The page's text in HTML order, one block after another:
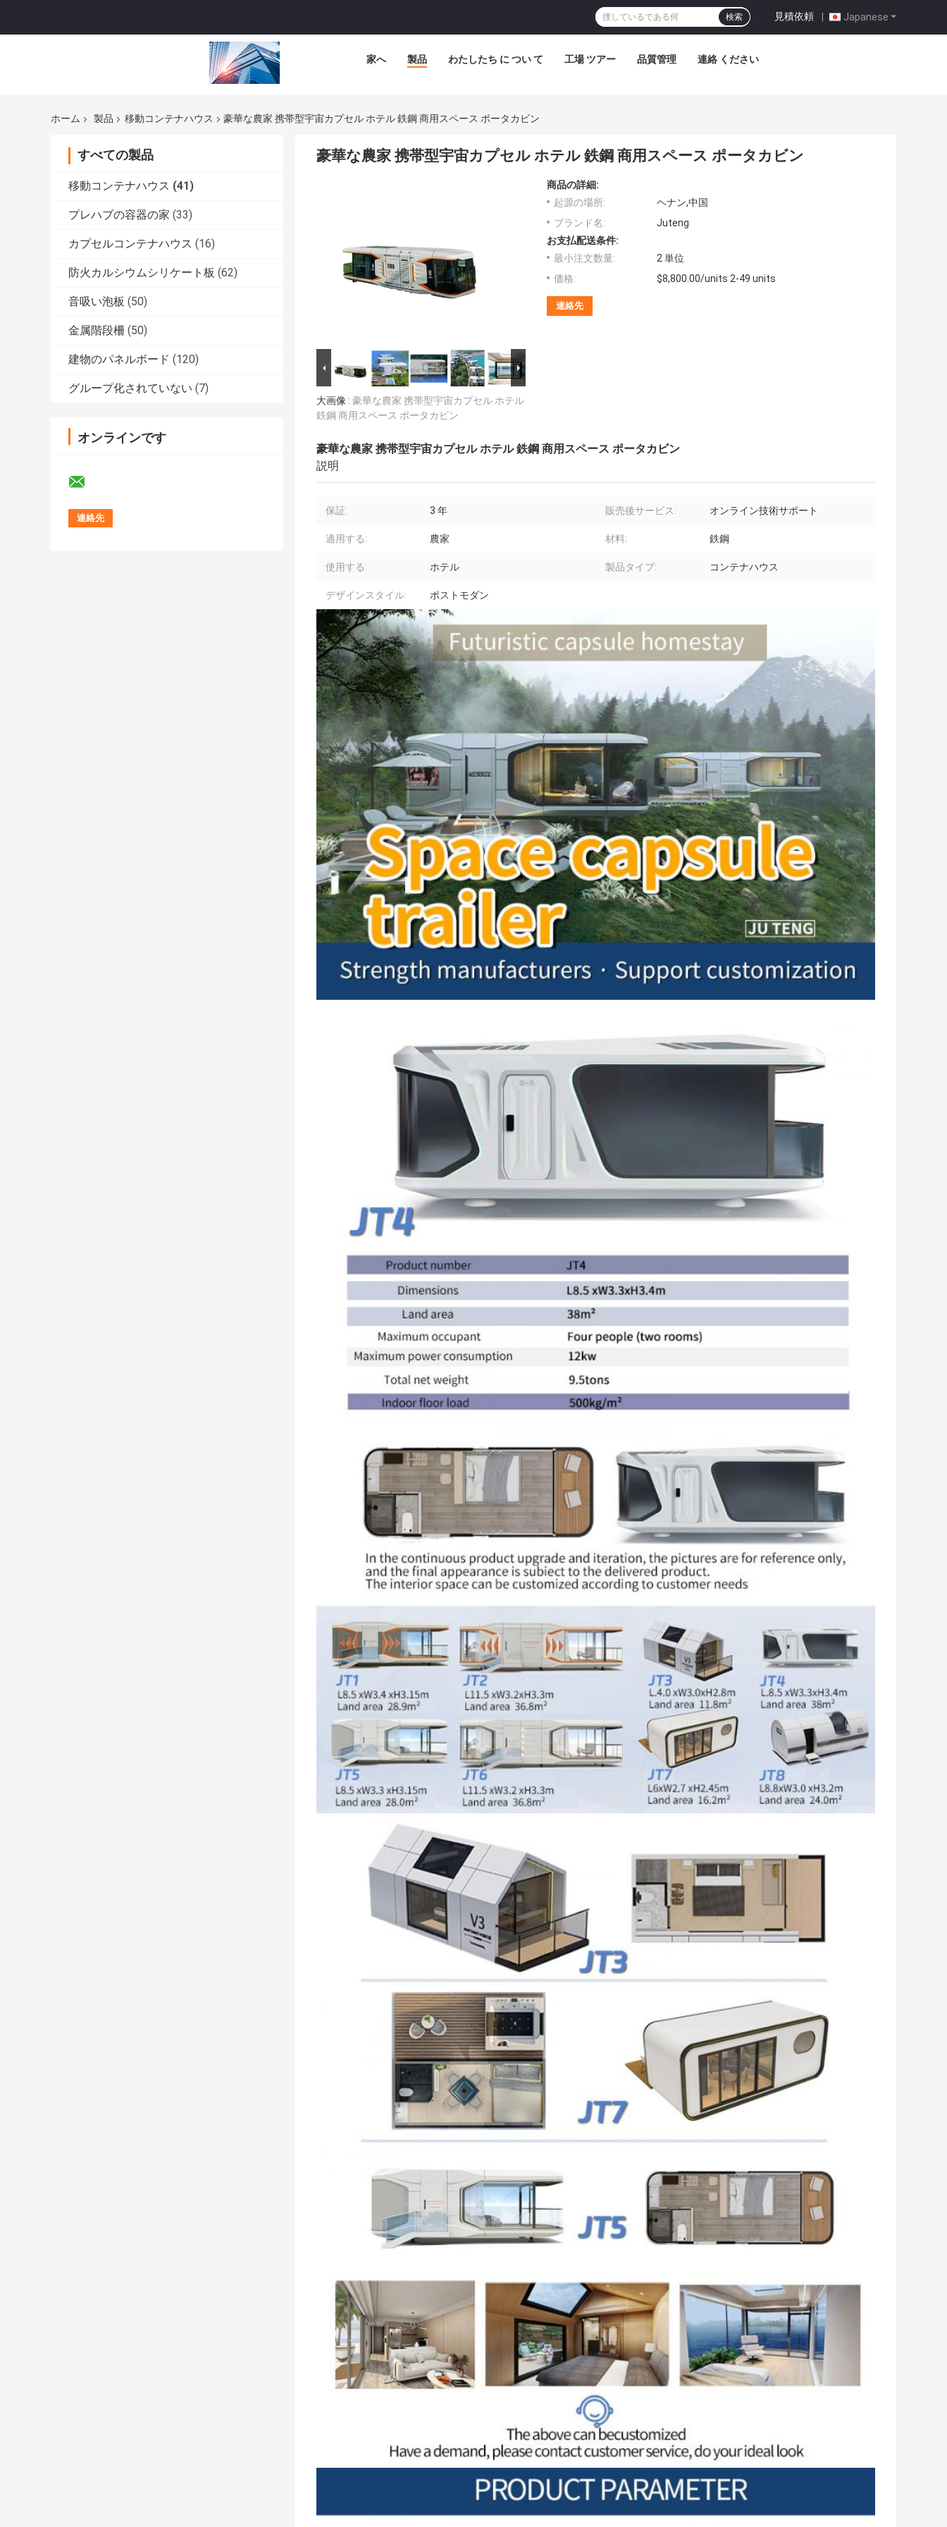
Japanese
見積依頼 |
検索
家へ 製品 わたしたち に つい て 工場 ツアー 品質管理 連絡 ください
ホーム 製品 移動コンテナハウス 豪華な農家 携帯型宇宙カプセル ホテル 鉄鋼 商用スペース ポータカビン
すべての製品
移動コンテナハウス (41)
プレハブの容器の家 (33)
カプセルコンテナハウス (16)
防火カルシウムシリケート板 (62)
音吸い泡板 (50)
金属階段柵 (50)
建物のパネルボード (120)
グループ化されていない (7)
オンラインです
豪華な農家 携帯型宇宙カプセル ホテル 鉄鋼 商用スペース ポータカビン
大画像 : 豪華な農家 携帯型宇宙カプセル ホテル
鉄鋼 商用スペース ポータカビン
商品の詳細:
起源の場所:
ヘナン,中国
ブランド名:
Juteng
お支払配送条件:
最小注文数量:
2 単位
価格:
$8,800.00/units 2-49 units
連絡先
豪華な農家 携帯型宇宙カプセル ホテル 鉄鋼 商用スペース ポータカビン
説明
保証: 3 年 販売後サービス: オンライン技術サポート
適用する: 農家 材料: 鉄鋼
使用する: ホテル 製品タイプ: コンテナハウス
デザインスタイル: ポストモダン